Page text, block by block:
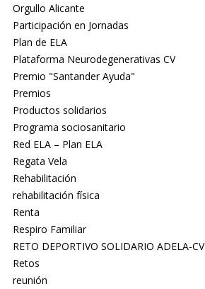
Orgullo Alicante
Participación en Jornadas
Plan de ELA
Plataforma Neurodegenerativas CV
Premio "Santander Ayuda"
Premios
Productos solidarios
Programa sociosanitario
Red ELA – Plan ELA
Regata Vela
Rehabilitación
rehabilitación física
Renta
Respiro Familiar
RETO DEPORTIVO SOLIDARIO ADELA-CV
Retos
reunión